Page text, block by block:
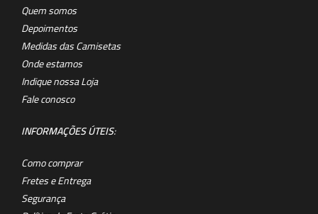
Quem somos
Depoimentos
Medidas das Camisetas
Onde estamos
Indique nossa Loja
Fale conosco
INFORMAÇÕES ÚTEIS:
Como comprar
Fretes e Entrega
Segurança